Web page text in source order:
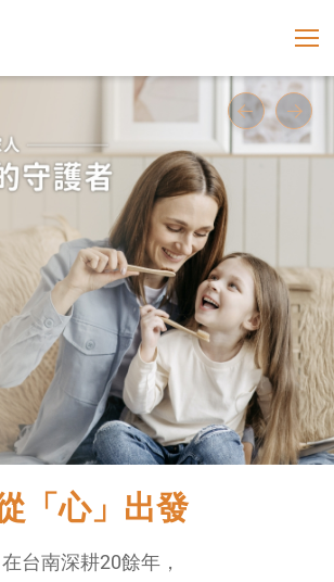
醫聯合診所
展開
「心」出發
在台南深耕20餘年，